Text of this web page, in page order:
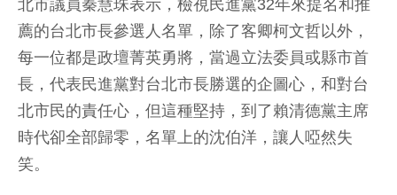
北市議員秦慧珠表示，檢視民進黨32年來提名和推
薦的台北市長參選人名單，除了客卿柯文哲以外，
每一位都是政壇菁英勇將，當過立法委員或縣市首
長，代表民進黨對台北市長勝選的企圖心，和對台
北市民的責任心，但這種堅持，到了賴清德黨主席
時代卻全部歸零，名單上的沈伯洋，讓人啞然失
笑。